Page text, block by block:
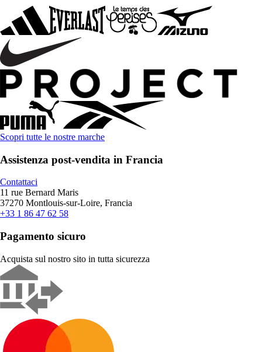
Scopri tutte le nostre marche
Assistenza post-vendita in Francia
Contattaci
11 rue Bernard Maris
37270 Montlouis-sur-Loire, Francia
+33 1 86 47 62 58
Pagamento sicuro
Acquista sul nostro sito in tutta sicurezza